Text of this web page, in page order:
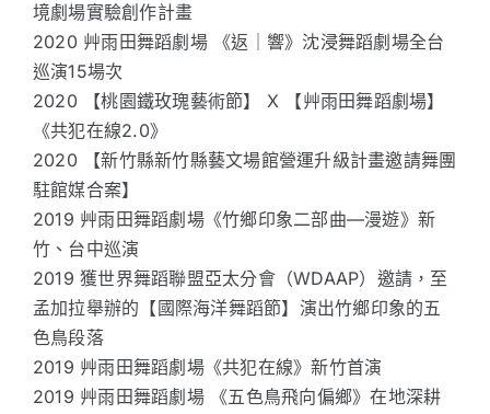
境劇場實驗創作計畫
2020 艸雨田舞蹈劇場 《返｜響》沈浸舞蹈劇場全台
巡演15場次
2020 【桃園鐵玫瑰藝術節】 X 【艸雨田舞蹈劇場】
《共犯在線2.0》
2020 【新竹縣新竹縣藝文場館營運升級計畫邀請舞團
駐館媒合案】
2019 艸雨田舞蹈劇場《竹鄉印象二部曲—漫遊》新
竹、台中巡演
2019 獲世界舞蹈聯盟亞太分會（WDAAP）邀請，至
孟加拉舉辦的【國際海洋舞蹈節】演出竹鄉印象的五
色鳥段落
2019 艸雨田舞蹈劇場《共犯在線》新竹首演
2019 艸雨田舞蹈劇場 《五色鳥飛向偏鄉》在地深耕